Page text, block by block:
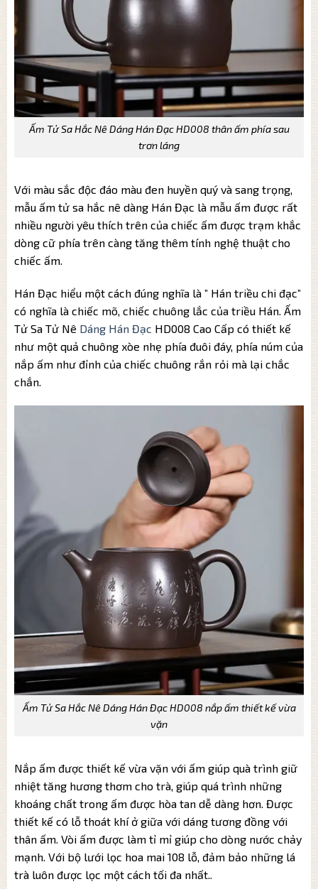
Ấm Tử Sa Hắc Nê Dáng Hán Đạc HD008 thân ấm phía sau
trơn láng
Với màu sắc độc đáo màu đen huyền quý và sang trọng,
mẫu ấm tử sa hắc nê dàng Hán Đạc là mẫu ấm được rất
nhiều người yêu thích trên của chiếc ấm được trạm khắc
dòng cữ phía trên càng tăng thêm tính nghệ thuật cho
chiếc ấm.
Hán Đạc hiểu một cách đúng nghĩa là ” Hán triều chi đạc”
có nghĩa là chiếc mõ, chiếc chuông lắc của triều Hán. Ấm
Tử Sa Tử Nê Dáng Hán Đạc HD008 Cao Cấp có thiết kế
như một quả chuông xòe nhẹ phía đuôi đáy, phía núm của
nắp ấm như đỉnh của chiếc chuông rắn rỏi mà lại chắc
chắn.
Ấm Tử Sa Hắc Nê Dáng Hán Đạc HD008 nắp ấm thiết kế vừa
vặn
Nắp ấm được thiết kế vừa vặn với ấm giúp quà trình giữ
nhiệt tăng hương thơm cho trà, giúp quá trình những
khoáng chất trong ấm được hòa tan dễ dàng hơn. Được
thiết kế có lỗ thoát khí ở giữa với dáng tương đồng với
thân ấm. Vòi ấm được làm tỉ mỉ giúp cho dòng nước chảy
mạnh. Với bộ lưới lọc hoa mai 108 lỗ, đảm bảo những lá
trà luôn được lọc một cách tối đa nhất..